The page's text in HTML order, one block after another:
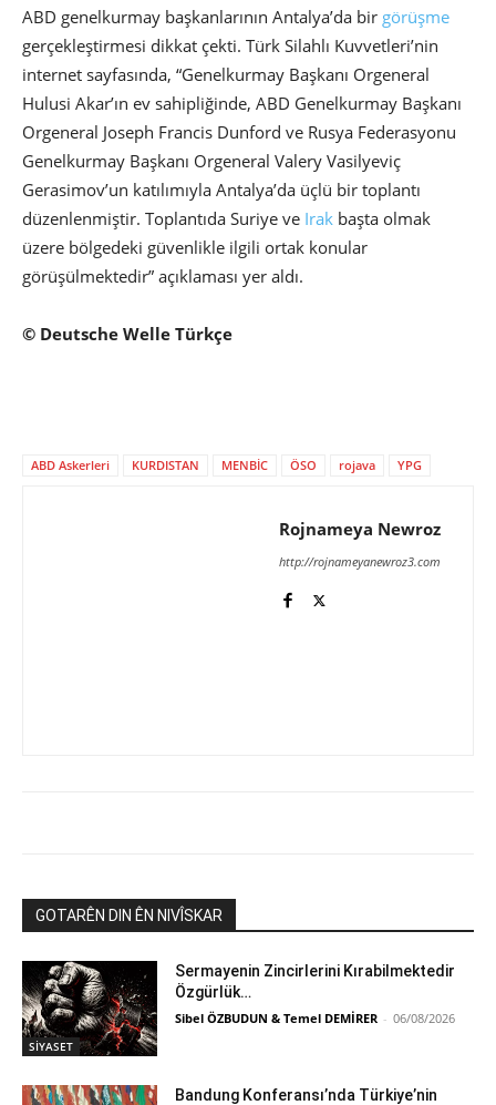
ABD genelkurmay başkanlarının Antalya’da bir görüşme
gerçekleştirmesi dikkat çekti. Türk Silahlı Kuvvetleri’nin
internet sayfasında, “Genelkurmay Başkanı Orgeneral
Hulusi Akar’ın ev sahipliğinde, ABD Genelkurmay Başkanı
Orgeneral Joseph Francis Dunford ve Rusya Federasyonu
Genelkurmay Başkanı Orgeneral Valery Vasilyeviç
Gerasimov’un katılımıyla Antalya’da üçlü bir toplantı
düzenlenmiştir. Toplantıda Suriye ve Irak başta olmak
üzere bölgedeki güvenlikle ilgili ortak konular
görüşülmektedir” açıklaması yer aldı.
© Deutsche Welle Türkçe
ABD Askerleri KURDISTAN MENBİC ÖSO rojava YPG
Rojnameya Newroz
http://rojnameyanewroz3.com
GOTARÊN DIN ÊN NIVÎSKAR
SİYASET
Sermayenin Zincirlerini Kırabilmektedir
Özgürlük…
Sibel ÖZBUDUN & Temel DEMİRER - 06/08/2026
Bandung Konferansı’nda Türkiye’nin